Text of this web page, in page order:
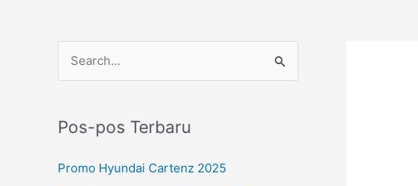
i
u
Pos-pos Terbaru
Promo Hyundai Cartenz 2025